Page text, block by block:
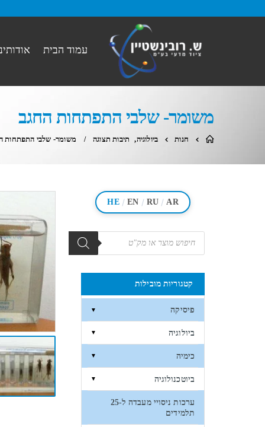
עמוד הבית
משומר- שלבי התפתחות החגב
חנות ביולוגיה, תיבות תצוגה משומר- שלבי התפתחות
HE / EN / RU / AR
מוצרים
search
קטגוריות מובילות
פיסיקה ▼
ביולוגיה ▼
כימיה ▼
ביוטכנולוגיה ▼
ערכות ניסויי מעבדה ל-25
תלמידים